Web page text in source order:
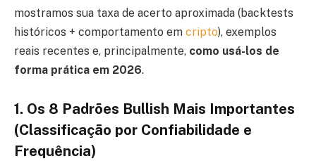
mostramos sua taxa de acerto aproximada (backtests
históricos + comportamento em cripto), exemplos
reais recentes e, principalmente, como usá-los de
forma prática em 2026.
1. Os 8 Padrões Bullish Mais Importantes
(Classificação por Confiabilidade e
Frequência)